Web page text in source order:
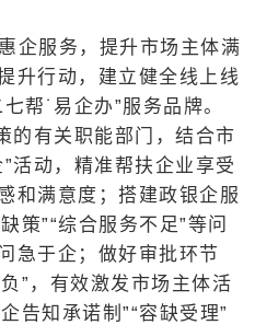
企服务，提升市场主体满
升行动，建立健全线上线
帮˙易企办”服务品牌。
的有关职能部门，结合市
活动，精准帮扶企业享受
和满意度；搭建政银企服
策”“综合服务不足”等问
急于企；做好审批环节
”，有效激发市场主体活
告知承诺制”“容缺受理”